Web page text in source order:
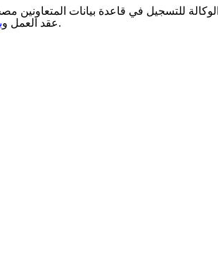
للتسجيل في قاعدة بيانات المتعاونين
عقد العمل و.